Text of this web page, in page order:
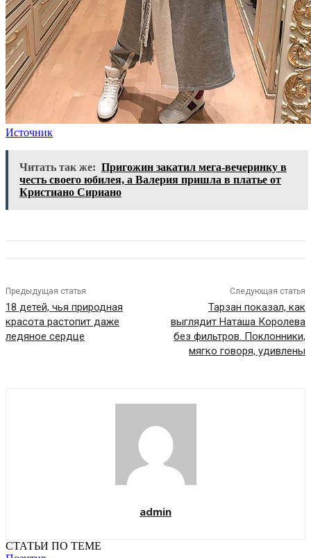
Источник
Читать так же: Пригожин закатил мега-вечеринку в
честь своего юбилея, а Валерия пришла в платье от
Кристиано Сириано
Предыдущая статья
18 детей, чья природная
красота растопит даже
ледяное сердце
Следующая статья
Тарзан показал, как
выглядит Наташа Королева
без фильтров. Поклонники,
мягко говоря, удивлены
admin
СТАТЬИ ПО ТЕМЕ